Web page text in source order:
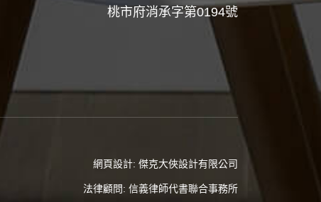
桃市府消承字第0194號
網頁設計: 傑克大俠設計有限公司
法律顧問: 信義律師代書聯合事務所